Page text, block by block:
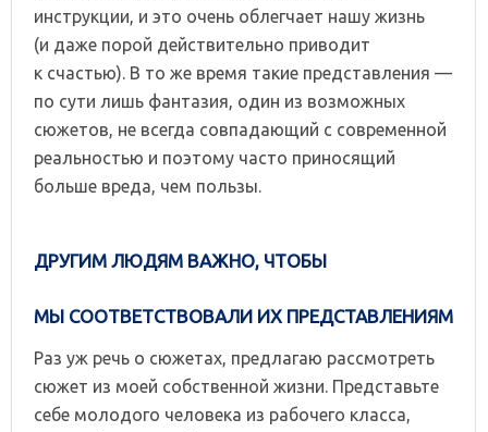
инструкции, и это очень облегчает нашу жизнь
(и даже порой действительно приводит
к счастью). В то же время такие представления —
по сути лишь фантазия, один из возможных
сюжетов, не всегда совпадающий с современной
реальностью и поэтому часто приносящий
больше вреда, чем пользы.
ДРУГИМ ЛЮДЯМ ВАЖНО, ЧТОБЫ
МЫ СООТВЕТСТВОВАЛИ ИХ ПРЕДСТАВЛЕНИЯМ
Раз уж речь о сюжетах, предлагаю рассмотреть
сюжет из моей собственной жизни. Представьте
себе молодого человека из рабочего класса,